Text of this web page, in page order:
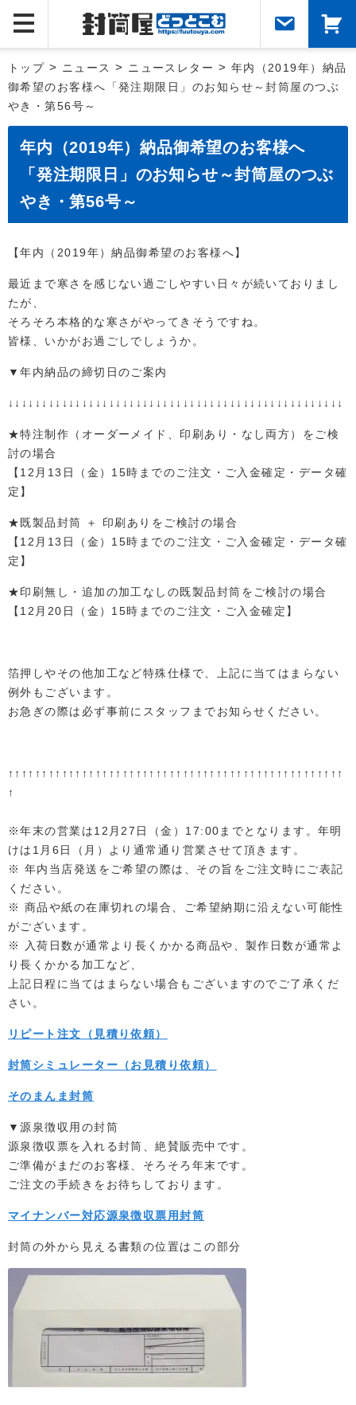
トップ > ニュース > ニュースレター > 年内（2019年）納品
御希望のお客様へ「発注期限日」のお知らせ～封筒屋のつぶ
やき・第56号～
年内（2019年）納品御希望のお客様へ
「発注期限日」のお知らせ～封筒屋のつぶ
やき・第56号～
【年内（2019年）納品御希望のお客様へ】
最近まで寒さを感じない過ごしやすい日々が続いておりまし
たが、
そろそろ本格的な寒さがやってきそうですね。
皆様、いかがお過ごしでしょうか。
▼年内納品の締切日のご案内
↓↓↓↓↓↓↓↓↓↓↓↓↓↓↓↓↓↓↓↓↓↓↓↓↓↓↓↓↓↓↓↓↓↓↓↓↓↓↓↓↓↓↓↓↓↓↓↓↓↓
★特注制作（オーダーメイド、印刷あり・なし両方）をご検
討の場合
【12月13日（金）15時までのご注文・ご入金確定・データ確
定】
★既製品封筒 ＋ 印刷ありをご検討の場合
【12月13日（金）15時までのご注文・ご入金確定・データ確
定】
★印刷無し・追加の加工なしの既製品封筒をご検討の場合
【12月20日（金）15時までのご注文・ご入金確定】
箔押しやその他加工など特殊仕様で、上記に当てはまらない
例外もございます。
お急ぎの際は必ず事前にスタッフまでお知らせください。
↑↑↑↑↑↑↑↑↑↑↑↑↑↑↑↑↑↑↑↑↑↑↑↑↑↑↑↑↑↑↑↑↑↑↑↑↑↑↑↑↑↑↑↑↑↑↑↑↑↑
↑
※年末の営業は12月27日（金）17:00までとなります。年明
けは1月6日（月）より通常通り営業させて頂きます。
※ 年内当店発送をご希望の際は、その旨をご注文時にご表記
ください。
※ 商品や紙の在庫切れの場合、ご希望納期に沿えない可能性
がございます。
※ 入荷日数が通常より長くかかる商品や、製作日数が通常よ
り長くかかる加工など、
上記日程に当てはまらない場合もございますのでご了承くだ
さい。
リピート注文（見積り依頼）
封筒シミュレーター（お見積り依頼）
そのまんま封筒
▼源泉徴収用の封筒
源泉徴収票を入れる封筒、絶賛販売中です。
ご準備がまだのお客様、そろそろ年末です。
ご注文の手続きをお待ちしております。
マイナンバー対応源泉徴収票用封筒
封筒の外から見える書類の位置はこの部分